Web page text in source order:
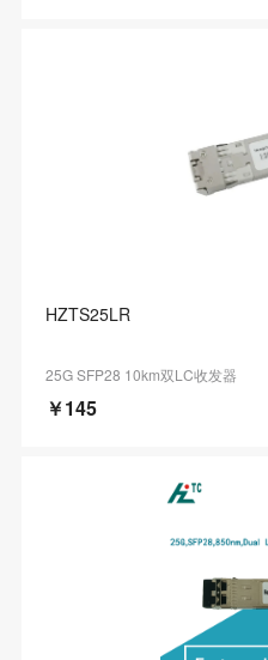
HZTS25LR
25G SFP28 10km双LC收发器
￥145